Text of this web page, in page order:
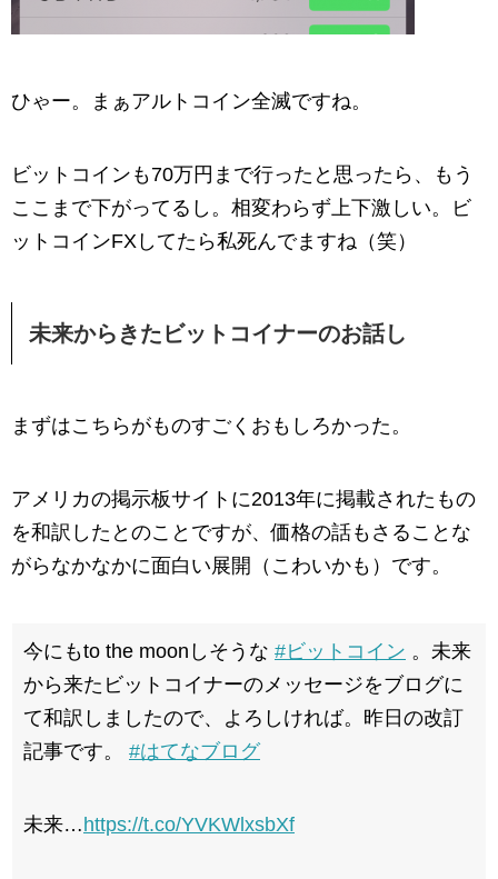
ひゃー。まぁアルトコイン全滅ですね。
ビットコインも70万円まで行ったと思ったら、もう
ここまで下がってるし。相変わらず上下激しい。ビ
ットコインFXしてたら私死んでますね（笑）
未来からきたビットコイナーのお話し
まずはこちらがものすごくおもしろかった。
アメリカの掲示板サイトに2013年に掲載されたもの
を和訳したとのことですが、価格の話もさることな
がらなかなかに面白い展開（こわいかも）です。
今にもto the moonしそうな #ビットコイン 。未来
から来たビットコイナーのメッセージをブログに
て和訳しましたので、よろしければ。昨日の改訂
記事です。 #はてなブログ
未来…https://t.co/YVKWlxsbXf